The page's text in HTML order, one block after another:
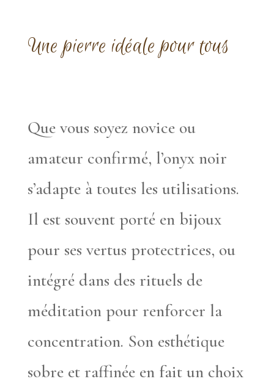
Une pierre idéale pour tous
Que vous soyez novice ou
amateur confirmé, l’onyx noir
s’adapte à toutes les utilisations.
Il est souvent porté en bijoux
pour ses vertus protectrices, ou
intégré dans des rituels de
méditation pour renforcer la
concentration. Son esthétique
sobre et raffinée en fait un choix